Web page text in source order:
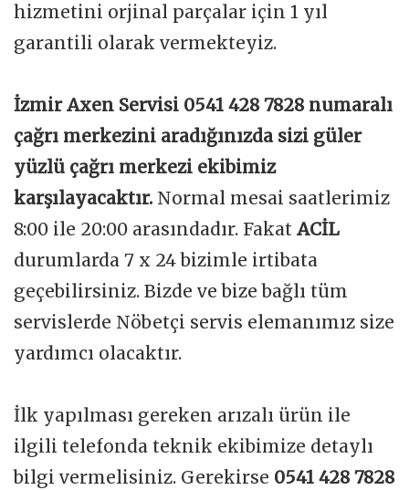
hizmetini orjinal parçalar için 1 yıl
garantili olarak vermekteyiz.
İzmir Axen Servisi 0541 428 7828 numaralı
çağrı merkezini aradığınızda sizi güler
yüzlü çağrı merkezi ekibimiz
karşılayacaktır. Normal mesai saatlerimiz
8:00 ile 20:00 arasındadır. Fakat ACİL
durumlarda 7 x 24 bizimle irtibata
geçebilirsiniz. Bizde ve bize bağlı tüm
servislerde Nöbetçi servis elemanımız size
yardımcı olacaktır.
İlk yapılması gereken arızalı ürün ile
ilgili telefonda teknik ekibimize detaylı
bilgi vermelisiniz. Gerekirse 0541 428 7828